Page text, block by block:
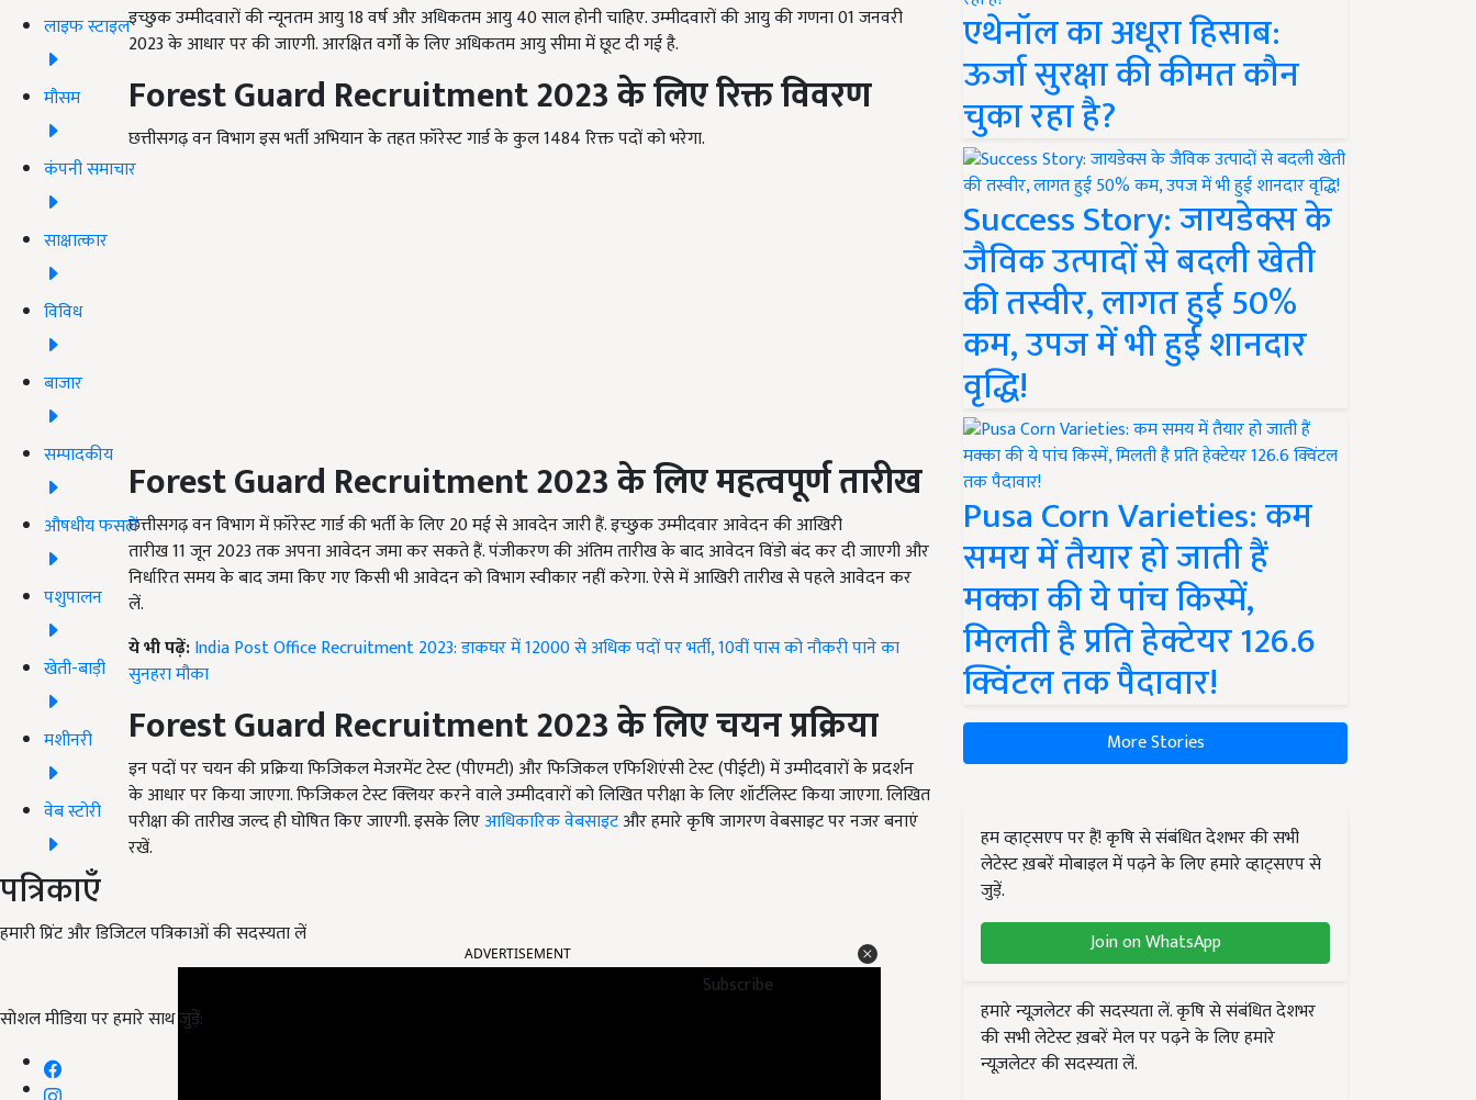
लाइफ स्टाइल
मौसम
कंपनी समाचार
साक्षात्कार
विविध
बाजार
सम्पादकीय
औषधीय फसलें
पशुपालन
खेती-बाड़ी
मशीनरी
वेब स्टोरी
पत्रिकाएँ
हमारी प्रिंट और डिजिटल पत्रिकाओं की सदस्यता लें
Subscribe
सोशल मीडिया पर हमारे साथ जुड़ें:
इच्छुक उम्मीदवारों की न्यूनतम आयु 18 वर्ष और अधिकतम आयु 40 साल होनी चाहिए. उम्मीदवारों की आयु की गणना 01 जनवरी
2023 के आधार पर की जाएगी. आरक्षित वर्गों के लिए अधिकतम आयु सीमा में छूट दी गई है.
Forest Guard Recruitment2023 के लिए रिक्त विवरण
छत्तीसगढ़ वन विभाग इस भर्ती अभियान के तहत फ़ॉरेस्ट गार्ड के कुल 1484 रिक्त पदों को भरेगा.
Forest Guard Recruitment2023 के लिए महत्वपूर्ण तारीख
छत्तीसगढ़ वन विभाग में फ़ॉरेस्ट गार्ड की भर्ती के लिए 20 मई से आवदेन जारी हैं. इच्छुक उम्मीदवार आवेदन की आखिरी
तारीख11जून2023तक अपना आवेदन जमा कर सकते हैं. पंजीकरण की अंतिम तारीख के बाद आवेदन विंडो बंद कर दी जाएगी और
निर्धारित समय के बाद जमा किए गए किसी भी आवेदन को विभाग स्वीकार नहीं करेगा. ऐसे में आखिरी तारीख से पहले आवेदन कर
लें.
ये भी पढ़ें:India Post Office Recruitment 2023: डाकघर में 12000 से अधिक पदों पर भर्ती, 10वीं पास को नौकरी पाने का
सुनहरा मौका
Forest Guard Recruitment2023 के लिए चयन प्रक्रिया
इन पदों पर चयन की प्रक्रिया फिजिकल मेजरमेंट टेस्ट (पीएमटी) और फिजिकल एफिशिएंसी टेस्ट (पीईटी) में उम्मीदवारों के प्रदर्शन
के आधार पर किया जाएगा. फिजिकल टेस्ट क्लियर करने वाले उम्मीदवारों को लिखित परीक्षा के लिए शॉर्टलिस्ट किया जाएगा. लिखित
परीक्षा की तारीख जल्द ही घोषित किए जाएगी. इसके लिएआधिकारिक वेबसाइटऔर हमारे कृषि जागरण वेबसाइट पर नजर बनाएं
रखें.
एथेनॉल का अधूरा हिसाब:
ऊर्जा सुरक्षा की कीमत कौन
चुका रहा है?
Success Story: जायडेक्स के
जैविक उत्पादों से बदली खेती
की तस्वीर, लागत हुई 50%
कम, उपज में भी हुई शानदार
वृद्धि!
Pusa Corn Varieties: कम
समय में तैयार हो जाती हैं
मक्का की ये पांच किस्में,
मिलती है प्रति हेक्टेयर 126.6
क्विंटल तक पैदावार!
More Stories
हम व्हाट्सएप पर हैं! कृषि से संबंधित देशभर की सभी
लेटेस्ट ख़बरें मोबाइल में पढ़ने के लिए हमारे व्हाट्सएप से
जुड़ें.
Join on WhatsApp
हमारे न्यूज़लेटर की सदस्यता लें. कृषि से संबंधित देशभर
की सभी लेटेस्ट ख़बरें मेल पर पढ़ने के लिए हमारे
न्यूज़लेटर की सदस्यता लें.